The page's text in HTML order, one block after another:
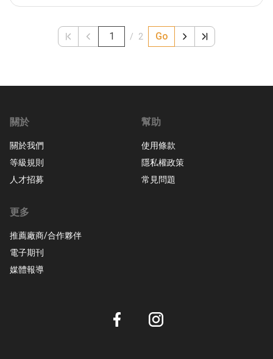
/ 2 Go
關於
關於我們
等級規則
人才招募
幫助
使用條款
隱私權政策
常見問題
更多
推薦廠商/合作夥伴
電子期刊
媒體報導